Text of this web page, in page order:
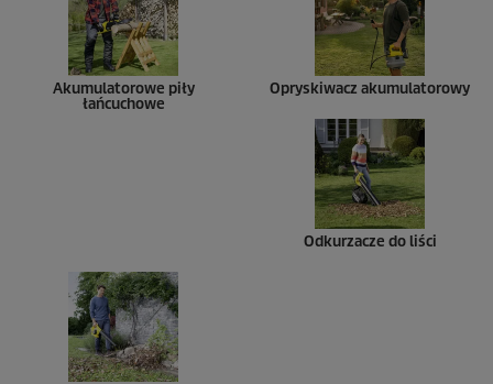
Akumulatorowe piły
łańcuchowe
Opryskiwacz akumulatorowy
Odkurzacze do liści